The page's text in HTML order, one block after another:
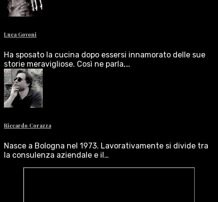
Luca Govoni
Ha sposato la cucina dopo essersi innamorato delle sue
storie meravigliose. Così ne parla,…
Riccardo Corazza
Nasce a Bologna nel 1973. Lavorativamente si divide tra
la consulenza aziendale e il…